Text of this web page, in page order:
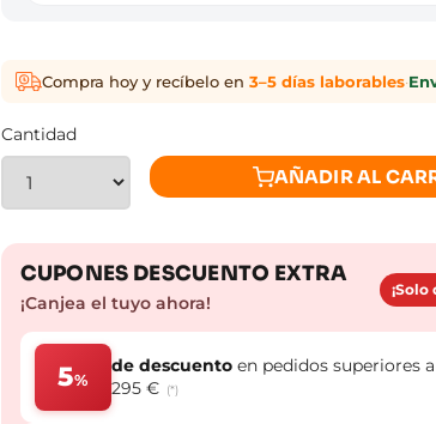
Compra hoy y recíbelo en 3–5 días laborables·
Cantidad
AÑADIR AL
CUPONES DESCUENTO EXTRA
¡Canjea el tuyo ahora!
¡Solo
5%
de descuentoen pedidos superiores a
295 € (*)